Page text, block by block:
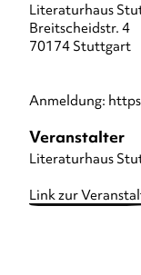
Literaturhaus
Breitscheidstr. 4
70174 Stuttgart
Anmeldung:
Veranstalter
Literaturhaus
Link zur